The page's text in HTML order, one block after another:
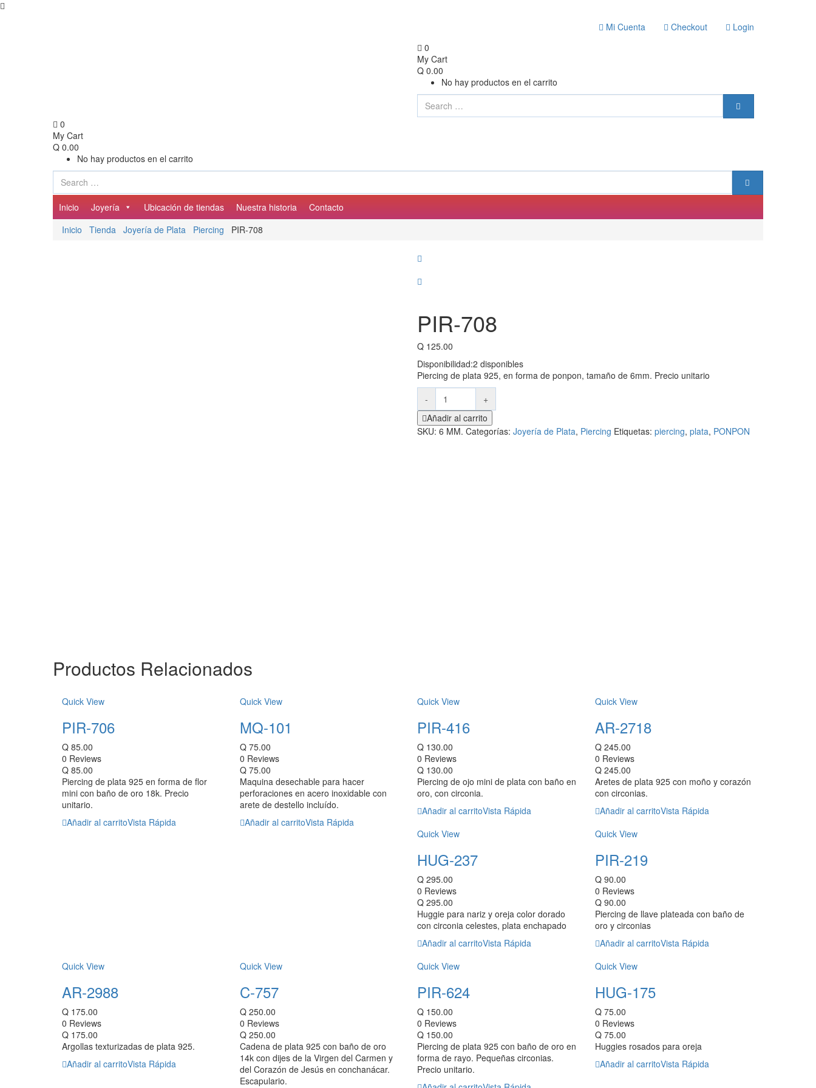
Mi Cuenta Checkout
Login
0
My Cart
Q 0.00
No hay productos en el carrito
0
My Cart
Q 0.00
No hay productos en el carrito
Inicio Joyería Ubicación de tiendas Nuestra historia
Contacto
Inicio
Tienda Joyería de Plata Piercing PIR-708
PIR-708
Q 125.00
Disponibilidad:2 disponibles
Piercing de plata 925, en forma de ponpon, tamaño de 6mm. Precio unitario
-
+
Añadir al carrito
SKU: 6 MM. Categorías: Joyería de Plata, Piercing Etiquetas: piercing, plata, PONPON
Productos Relacionados
Quick View
PIR-706
Q 85.00
0 Reviews
Q 85.00
Piercing de plata 925 en forma de flor
mini con baño de oro 18k. Precio
unitario.
Añadir al carritoVista Rápida
Quick View
MQ-101
Q75.00
0 Reviews
Q75.00
Maquina desechable para hacer
perforaciones en acero inoxidable con
arete de destello incluído.
Añadir al carritoVista Rápida
Quick View
PIR-416
Q 130.00
0 Reviews
Q 130.00
Piercing de ojo mini de plata con baño en
oro, con circonia.
Añadir al carritoVista Rápida
Quick View
AR-2718
Q245.00
0 Reviews
Q245.00
Aretes de plata 925 con moño y corazón
con circonias.
Añadir al carritoVista Rápida
Quick View
HUG-237
Q 295.00
0 Reviews
Q 295.00
Huggie para nariz y oreja color dorado
con circonia celestes, plata enchapado
Añadir al carritoVista Rápida
Quick View
PIR-219
Q90.00
0 Reviews
Q90.00
Piercing de llave plateada con baño de
oro y circonias
Añadir al carritoVista Rápida
Quick View
AR-2988
Q 175.00
0 Reviews
Q 175.00
Argollas texturizadas de plata 925.
Añadir al carritoVista Rápida
Quick View
C-757
Q250.00
0 Reviews
Q250.00
Cadena de plata 925 con baño de oro
14k con dijes de la Virgen del Carmen y
del Corazón de Jesús en conchanácar.
Escapulario.
Quick View
PIR-624
Q 150.00
0 Reviews
Q 150.00
Piercing de plata 925 con baño de oro en
forma de rayo. Pequeñas circonias.
Precio unitario.
Quick View
HUG-175
Q75.00
0 Reviews
Q75.00
Huggies rosados para oreja
Añadir al carritoVista Rápida